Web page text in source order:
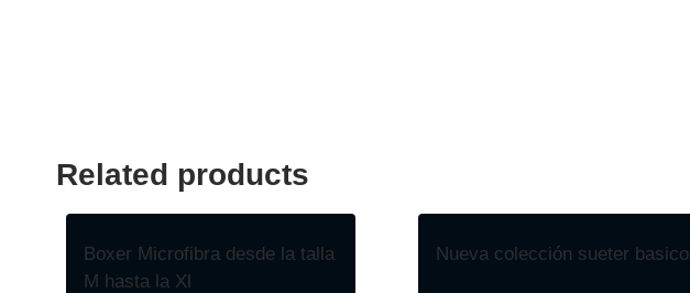
Related products
Boxer Microfibra desde la talla
M hasta la Xl
Nueva colección sueter basico